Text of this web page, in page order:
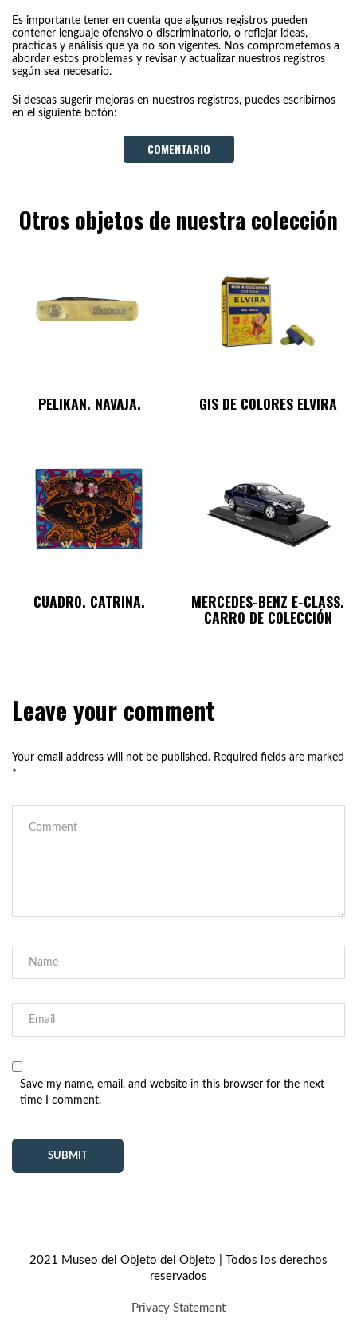
Es importante tener en cuenta que algunos registros pueden
contener lenguaje ofensivo o discriminatorio, o reflejar ideas,
prácticas y análisis que ya no son vigentes. Nos comprometemos a
abordar estos problemas y revisar y actualizar nuestros registros
según sea necesario.
Si deseas sugerir mejoras en nuestros registros, puedes escribirnos
en el siguiente botón:
COMENTARIO
Otros objetos de nuestra colección
PELIKAN. NAVAJA. GIS DE COLORES ELVIRA
CUADRO. CATRINA. MERCEDES-BENZ E-CLASS.
CARRO DE COLECCIÓN
Leave your comment
Your email address will not be published. Required fields are marked
*
Save my name, email, and website in this browser for the next
time I comment.
2021 Museo del Objeto del Objeto | Todos los derechos
reservados
Privacy Statement